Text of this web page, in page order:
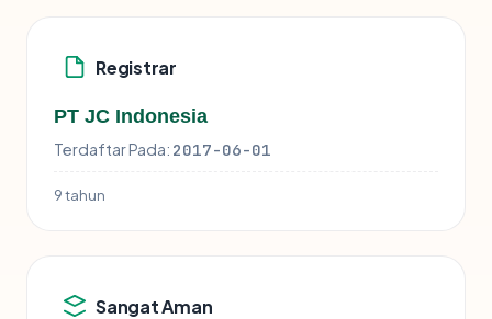
Registrar
PT JC Indonesia
Terdaftar Pada: 2017-06-01
9 tahun
Sangat Aman